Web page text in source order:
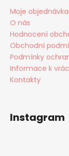
Moje objednávka
O nás
Hodnocení
Obchodní
Podmínky
Informace k
Kontakty
Instagram